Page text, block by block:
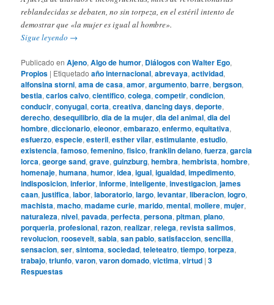
reblandecidas se debaten, no sin torpeza, en el estéril intento de
demostrar que «la mujer es igual al hombre».
Sigue leyendo →
Publicado en Ajeno,Algo de humor, Diálogos con Walter Ego,
Propios | Etiquetado año internacional,abrevaya,actividad,
alfonsina storni,ama de casa,amor,argumento,barre,bergson,
bestia,carlos calvo,cientifico,colega,competir,condicion,
conducir,conyugal,corta,creativa,dancing days,deporte,
derecho,desequilibrio,dia de la mujer,dia del animal,dia del
hombre,diccionario,eleonor,embarazo,enfermo,equitativa,
esfuerzo,especie,esteril,esther vilar,estimulante,estudio,
existencia,famoso,femenino,fisico,franklin delano,fuerza,garcia
lorca,george sand,grave,guinzburg,hembra,hembrista,hombre,
homenaje,humana,humor,idea,igual,igualdad,impedimento,
indisposicion,inferior,informe,inteligente,investigacion,james
caan,justifica,labor,laboratorio,largo,levantar,liberacion,logro,
machista,macho,madame curie,marido,mental,moliere,mujer,
naturaleza,nivel,pavada,perfecta,persona,pitman,plano,
porqueria,profesional,razon,realizar,relega,revista salimos,
revolucion,roosevelt,sabia,san pablo,satisfaccion,sencilla,
sensacion,ser,sintoma,sociedad,teleteatro,tiempo,torpeza,
trabajo,triunfo,varon,varon domado,victima,virtud |3
Respuestas